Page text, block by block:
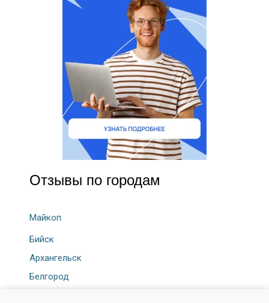
Отзывы по городам
Майкоп
Бийск
Архангельск
Белгород